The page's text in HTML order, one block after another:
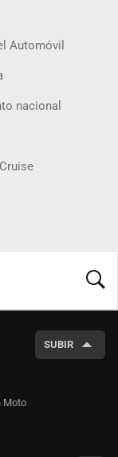
Automóvil
nacional
SUBIR
Moto